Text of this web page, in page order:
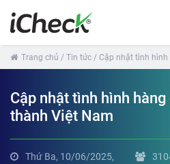
Trang chủ / Tin tức / Cập nhật tình hình
Cập nhật tình hình
thành Việt Nam
Thứ Ba, 10/06/2025,